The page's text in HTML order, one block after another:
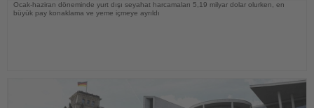
Ocak-haziran döneminde yurt dışı seyahat harcamaları 5,19 milyar dolar olurken, en
büyük pay konaklama ve yeme içmeye ayrıldı